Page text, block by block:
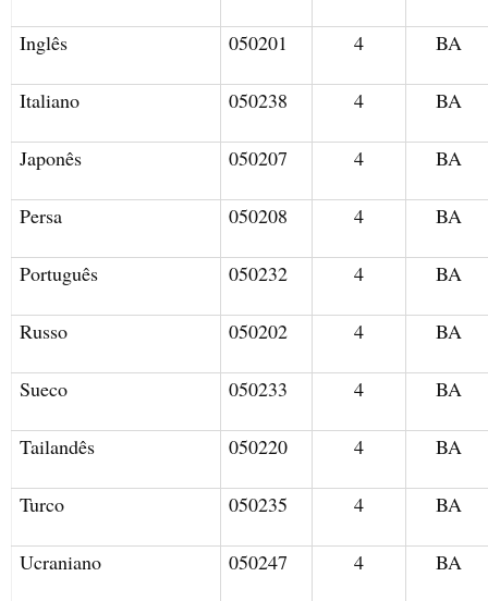
Inglês 050201 4 BA
Italiano 050238 4 BA
Japonês 050207 4 BA
Persa 050208 4 BA
Português 050232 4 BA
Russo 050202 4 BA
Sueco 050233 4 BA
Tailandês 050220 4 BA
Turco 050235 4 BA
Ucraniano 050247 4 BA